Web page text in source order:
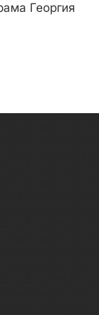
Георгия